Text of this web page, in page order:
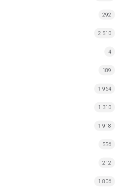
292
2 510
4
189
1 964
1 310
1 918
556
212
1 806